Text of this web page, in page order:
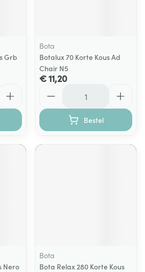
Grb
Bota
Botalux 70 Korte Kous Ad
Chair N5
€ 11,20
Bestel
Nero
Bota
Bota Relax 280 Korte Kous